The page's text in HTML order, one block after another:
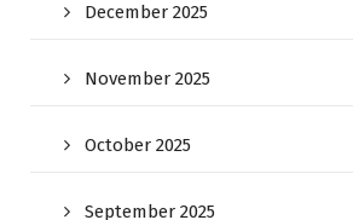
December 2025
November 2025
October 2025
September 2025